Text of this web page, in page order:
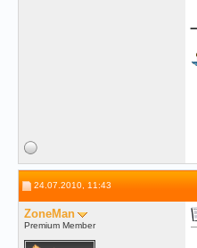
24.07.2010, 11:43
ZoneMan
Premium Member